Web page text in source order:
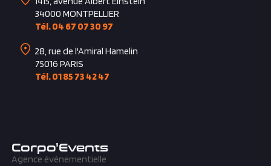
34000MONTPELLIER
Tél. 04 67 07 30 97
75016PARIS
Tél. 01 85 73 42 47
Corpo'Events
Agence événementielle